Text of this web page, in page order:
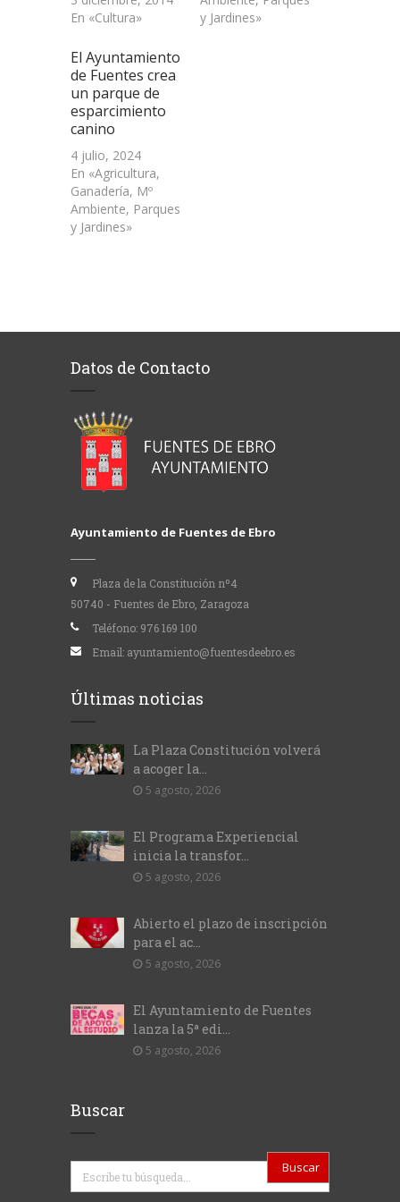
En «Cultura»
y Jardines»
El Ayuntamiento
de Fuentes crea
un parque de
esparcimiento
canino
4 julio, 2024
En «Agricultura,
Ganadería, Mº
Ambiente, Parques
y Jardines»
Datos de Contacto
Ayuntamiento de Fuentes de Ebro
Plaza de la Constitución nº4
50740 - Fuentes de Ebro, Zaragoza
Teléfono: 976 169 100
Email: ayuntamiento@fuentesdeebro.es
Últimas noticias
La Plaza Constitución volverá
a acoger la...
5 agosto, 2026
El Programa Experiencial
inicia la transfor...
5 agosto, 2026
Abierto el plazo de inscripción
para el ac...
5 agosto, 2026
El Ayuntamiento de Fuentes
lanza la 5ª edi...
5 agosto, 2026
Buscar
Buscar